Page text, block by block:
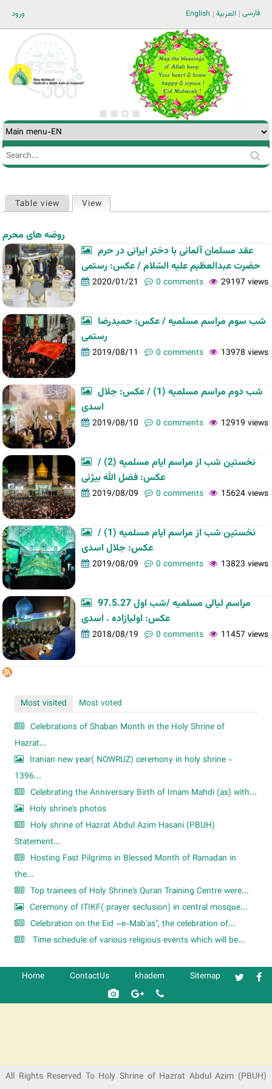
ورود فارسی العربية English
Search
Search
tabs
Table view View
روضه های محرم
عقد مسلمان آلمانی با دختر ایرانی در حرم
حضرت عبدالعظیم علیه السّلام / عکس: رستمی
2020/01/21 0 comments 29197 views
شب سوم مراسم مسلمیه / عکس: حمیدرضا
رستمی
2019/08/11 0 comments 13978 views
شب دوم مراسم مسلمیه (1) / عکس: جلال
اسدی
2019/08/10 0 comments 12919 views
نخستین شب از مراسم ایام مسلمیه (2) /
عکس: فضل الله بیژنی
2019/08/09 0 comments 15624 views
نخستین شب از مراسم ایام مسلمیه (1) /
عکس: جلال اسدی
2019/08/09 0 comments 13823 views
مراسم لیالی مسلمیه /شب اول 97.5.27
عکس: اولیازاده . اسدی
2018/08/19 0 comments 11457 views
Most visited
Most voted
Celebrations of Shaban Month in the Holy Shrine of
Hazrat...
Iranian new year( NOWRUZ) ceremony in holy shrine -
1396...
Celebrating the Anniversary Birth of Imam Mahdi (as) with...
Holy shrine's photos
Holy shrine of Hazrat Abdul Azim Hasani (PBUH)
Statement...
Hosting Fast Pilgrims in Blessed Month of Ramadan in
the...
Top trainees of Holy Shrine's Quran Training Centre were...
Ceremony of ITIKF( prayer seclusion) in central mosque...
Celebration on the Eid –e-Mab'as", the celebration of...
Time schedule of various religious events which will be...
Home ContactUs khadem Sitemap
All Rights Reserved To Holy Shrine of Hazrat Abdul Azim (PBUH)